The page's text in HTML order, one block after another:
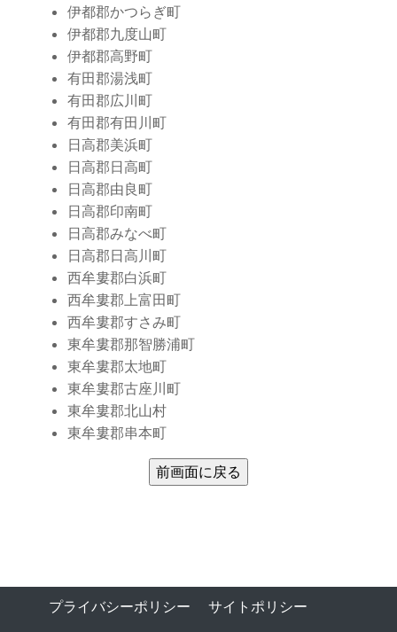
伊都郡かつらぎ町
伊都郡九度山町
伊都郡高野町
有田郡湯浅町
有田郡広川町
有田郡有田川町
日高郡美浜町
日高郡日高町
日高郡由良町
日高郡印南町
日高郡みなべ町
日高郡日高川町
西牟婁郡白浜町
西牟婁郡上富田町
西牟婁郡すさみ町
東牟婁郡那智勝浦町
東牟婁郡太地町
東牟婁郡古座川町
東牟婁郡北山村
東牟婁郡串本町
プライバシーポリシー サイトポリシー